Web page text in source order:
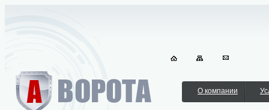
О компании